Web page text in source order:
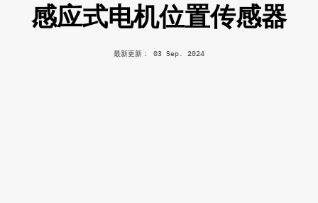
感应式电机位置传感器
最新更新： 03 Sep. 2024